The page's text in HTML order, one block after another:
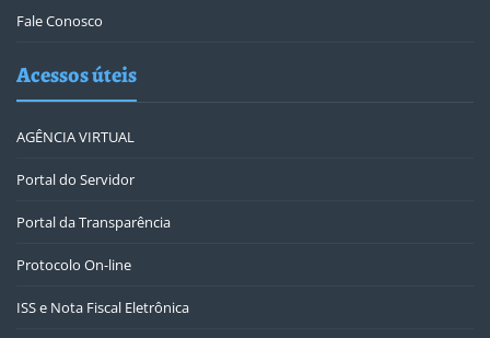
Fale Conosco
Acessos úteis
AGÊNCIA VIRTUAL
Portal do Servidor
Portal da Transparência
Protocolo On-line
ISS e Nota Fiscal Eletrônica